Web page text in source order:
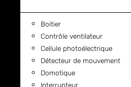
Boitier
Contrôle ventilateur
Cellule photoélectrique
Détecteur de mouvement
Domotique
Interrupteur